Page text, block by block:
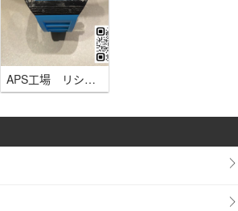
APS工場 リシャール・ミル RM055 NTPTカーボン RMUL2ムーブメント ブルー